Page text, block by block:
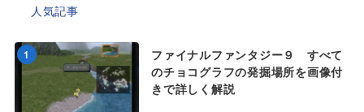
人気記事
1
ファイナルファンタジー９ すべて
のチョコグラフの発掘場所を画像付
きで詳しく解説